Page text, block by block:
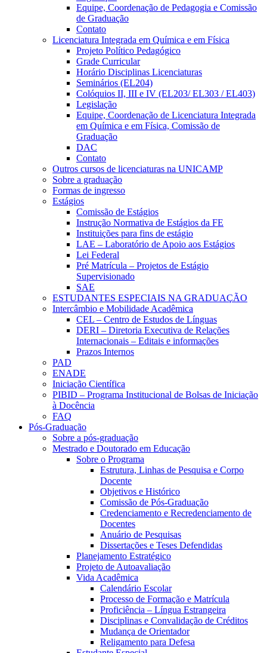
Equipe, Coordenação de Pedagogia e Comissão
de Graduação
Contato
Licenciatura Integrada em Química e em Física
Projeto Político Pedagógico
Grade Curricular
Horário Disciplinas Licenciaturas
Seminários (EL204)
Colóquios II, III e IV (EL203/ EL303 / EL403)
Legislação
Equipe, Coordenação de Licenciatura Integrada
em Química e em Física, Comissão de
Graduação
DAC
Contato
Outros cursos de licenciaturas na UNICAMP
Sobre a graduação
Formas de ingresso
Estágios
Comissão de Estágios
Instrução Normativa de Estágios da FE
Instituições para fins de estágio
LAE – Laboratório de Apoio aos Estágios
Lei Federal
Pré Matrícula – Projetos de Estágio
Supervisionado
SAE
ESTUDANTES ESPECIAIS NA GRADUAÇÃO
Intercâmbio e Mobilidade Acadêmica
CEL – Centro de Estudos de Línguas
DERI – Diretoria Executiva de Relações
Internacionais – Editais e informações
Prazos Internos
PAD
ENADE
Iniciação Científica
PIBID – Programa Institucional de Bolsas de Iniciação
à Docência
FAQ
Pós-Graduação
Sobre a pós-graduação
Mestrado e Doutorado em Educação
Sobre o Programa
Estrutura, Linhas de Pesquisa e Corpo
Docente
Objetivos e Histórico
Comissão de Pós-Graduação
Credenciamento e Recredenciamento de
Docentes
Anuário de Pesquisas
Dissertações e Teses Defendidas
Planejamento Estratégico
Projeto de Autoavaliação
Vida Acadêmica
Calendário Escolar
Processo de Formação e Matrícula
Proficiência – Língua Estrangeira
Disciplinas e Convalidação de Créditos
Mudança de Orientador
Religamento para Defesa